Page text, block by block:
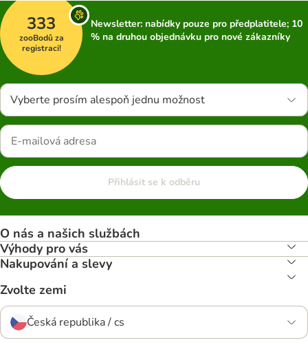
333
zooBodů za
registraci!
Newsletter: nabídky pouze pro předplatitele; 10
% na druhou objednávku pro nové zákazníky
Vyberte prosím alespoň jednu možnost
Přihlásit se k odběru
O nás a našich službách
Výhody pro vás
Nakupování a slevy
Zvolte zemi
Česká republika / cs